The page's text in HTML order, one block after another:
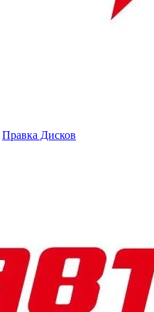
Правка Дисков